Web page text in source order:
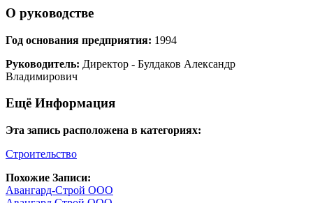
О руководстве
Год основания предприятия: 1994
Руководитель: Директор - Булдаков Александр
Владимирович
Ещё Информация
Эта запись расположена в категориях:
Строительство
Похожие Записи:
Авангард-Строй ООО